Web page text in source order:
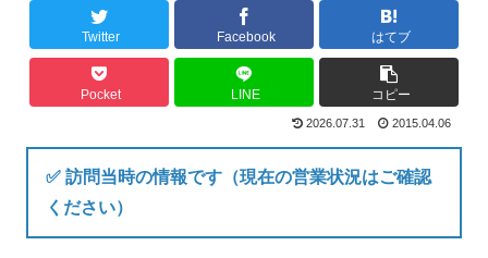
Twitter Facebook はてブ
Pocket LINE コピー
2026.07.31 2015.04.06
✅ 訪問当時の情報です（現在の営業状況はご確認
ください）